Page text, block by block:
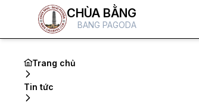
CHÙA BẰNG
BANG PAGODA
Trang chủ
Tin tức